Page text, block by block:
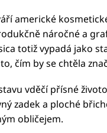
americké
náročné a
totiž vypadá jako
čím by se chtěla
vděčí přísné
zadek a ploché
obličejem.